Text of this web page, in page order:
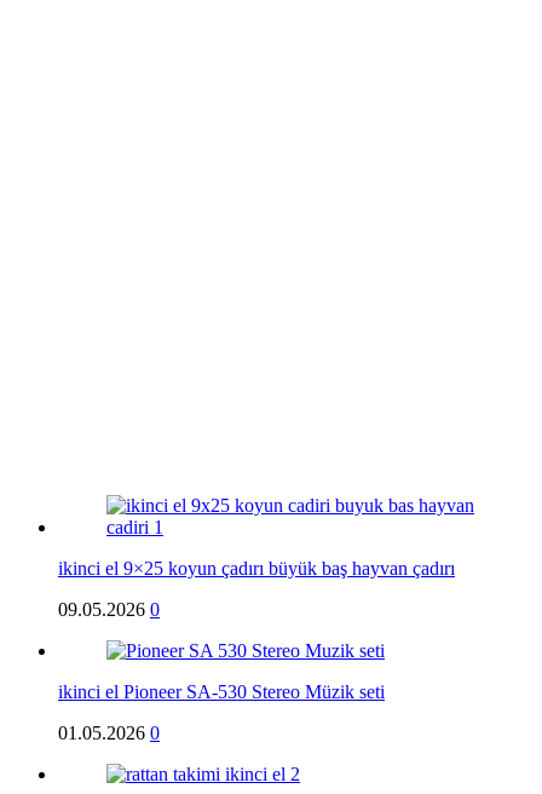
ikinci el 9×25 koyun çadırı büyük baş hayvan çadırı
09.05.2026 0
ikinci el Pioneer SA-530 Stereo Müzik seti
01.05.2026 0